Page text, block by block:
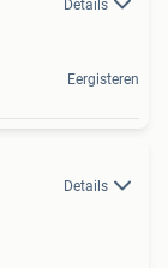
Details
Eergisteren
Details